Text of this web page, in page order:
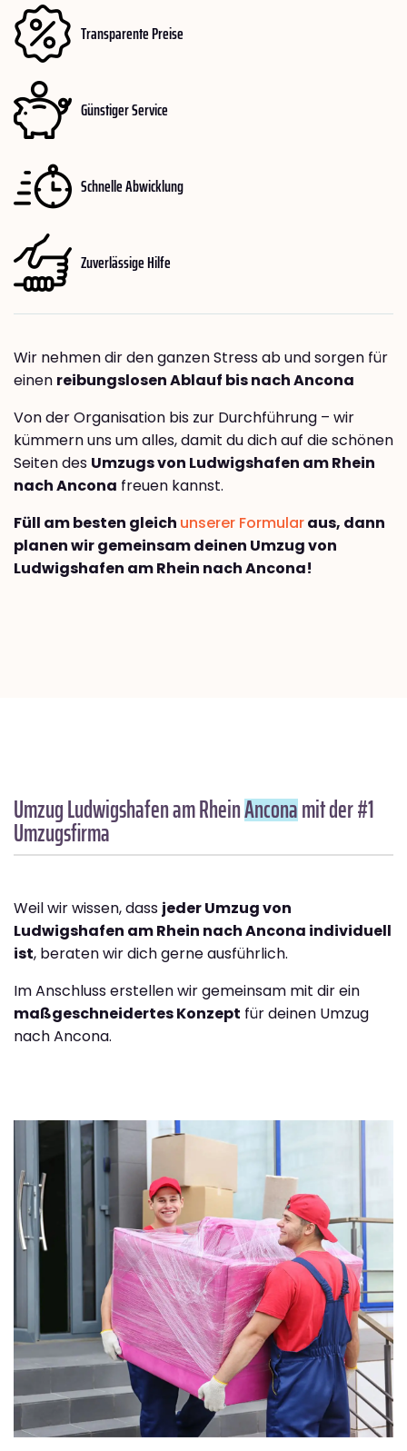
Transparente Preise
Günstiger Service
Schnelle Abwicklung
Zuverlässige Hilfe
Wir nehmen dir den ganzen Stress ab und sorgen für
einen reibungslosen Ablauf bis nach Ancona
Von der Organisation bis zur Durchführung – wir
kümmern uns um alles, damit du dich auf die schönen
Seiten des Umzugs von Ludwigshafen am Rhein
nach Ancona freuen kannst.
Füll am besten gleich unserer Formularaus, dann
planen wir gemeinsam deinen Umzug von
Ludwigshafen am Rhein nach Ancona!
Umzug Ludwigshafen am RheinAnconamit der #1
Umzugsfirma
Weil wir wissen, dass jeder Umzug von
Ludwigshafen am Rhein nach Ancona individuell
ist, beraten wir dich gerne ausführlich.
Im Anschluss erstellen wir gemeinsam mit dir ein
maßgeschneidertes Konzept für deinen Umzug
nach Ancona.